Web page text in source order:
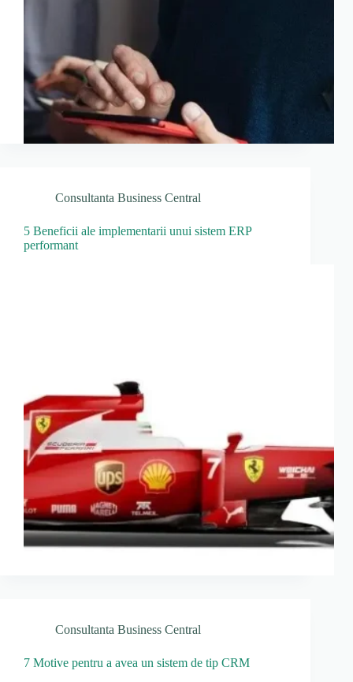
Consultanta Business Central
5 Beneficii ale implementarii unui sistem ERP
performant
Consultanta Business Central
7 Motive pentru a avea un sistem de tip CRM